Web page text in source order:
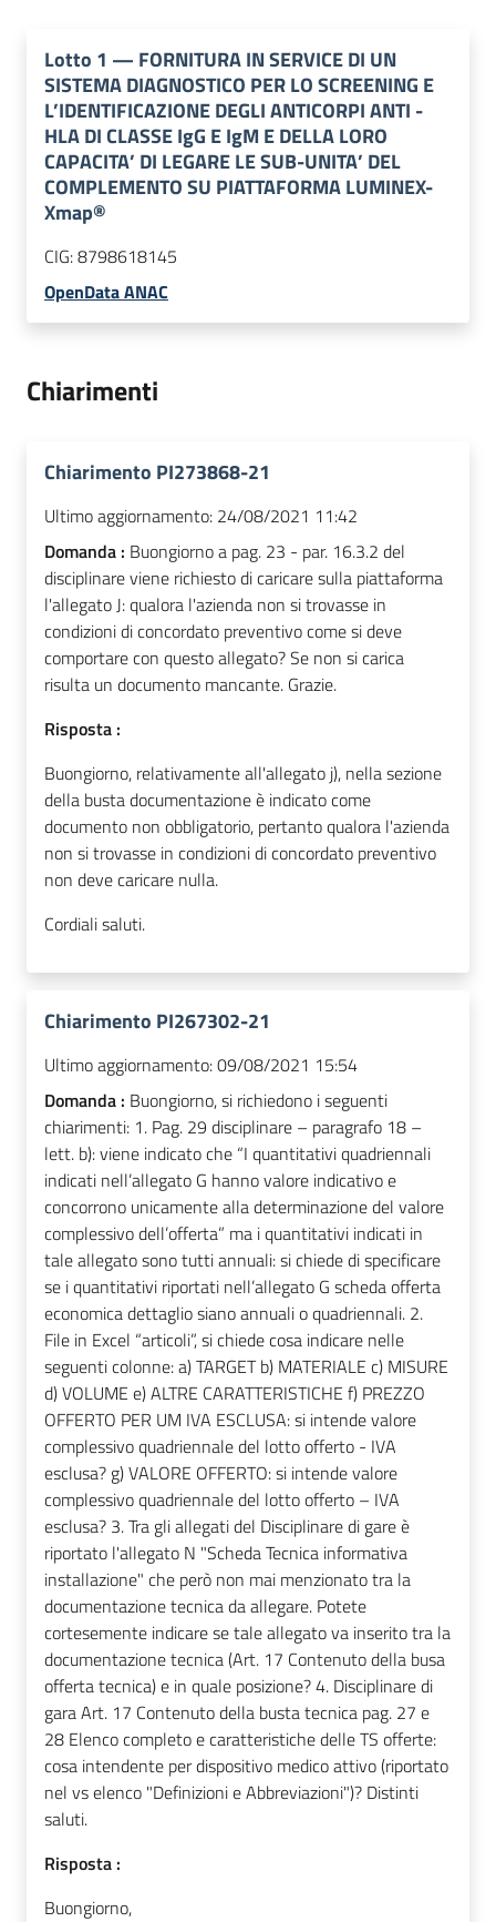
Lotto 1 — FORNITURA IN SERVICE DI UN
SISTEMA DIAGNOSTICO PER LO SCREENING E
L’IDENTIFICAZIONE DEGLI ANTICORPI ANTI -
HLA DI CLASSE IgG E IgM E DELLA LORO
CAPACITA’ DI LEGARE LE SUB-UNITA’ DEL
COMPLEMENTO SU PIATTAFORMA LUMINEX-
Xmap®
CIG:8798618145
OpenData ANAC
Chiarimenti
Chiarimento PI273868-21
Ultimo aggiornamento: 24/08/2021 11:42
Domanda : Buongiorno a pag. 23 - par. 16.3.2 del
disciplinare viene richiesto di caricare sulla piattaforma
l'allegato J: qualora l'azienda non si trovasse in
condizioni di concordato preventivo come si deve
comportare con questo allegato? Se non si carica
risulta un documento mancante. Grazie.
Risposta :
Buongiorno, relativamente all'allegato j), nella sezione
della busta documentazione è indicato come
documento non obbligatorio, pertanto qualora l'azienda
non si trovasse in condizioni di concordato preventivo
non deve caricare nulla.
Cordiali saluti.
Chiarimento PI267302-21
Ultimo aggiornamento:09/08/2021 15:54
Domanda : Buongiorno, si richiedono i seguenti
chiarimenti: 1. Pag. 29 disciplinare – paragrafo 18 –
lett. b): viene indicato che “I quantitativi quadriennali
indicati nell’allegato G hanno valore indicativo e
concorrono unicamente alla determinazione del valore
complessivo dell’offerta” ma i quantitativi indicati in
tale allegato sono tutti annuali: si chiede di specificare
se i quantitativi riportati nell’allegato G scheda offerta
economica dettaglio siano annuali o quadriennali. 2.
File in Excel “articoli”, si chiede cosa indicare nelle
seguenti colonne: a) TARGET b) MATERIALE c) MISURE
d) VOLUME e) ALTRE CARATTERISTICHE f) PREZZO
OFFERTO PER UM IVA ESCLUSA: si intende valore
complessivo quadriennale del lotto offerto - IVA
esclusa? g) VALORE OFFERTO: si intende valore
complessivo quadriennale del lotto offerto – IVA
esclusa? 3. Tra gli allegati del Disciplinare di gare è
riportato l'allegato N "Scheda Tecnica informativa
installazione" che però non mai menzionato tra la
documentazione tecnica da allegare. Potete
cortesemente indicare se tale allegato va inserito tra la
documentazione tecnica (Art. 17 Contenuto della busa
offerta tecnica) e in quale posizione? 4. Disciplinare di
gara Art. 17 Contenuto della busta tecnica pag. 27 e
28 Elenco completo e caratteristiche delle TS offerte:
cosa intendente per dispositivo medico attivo (riportato
nel vs elenco "Definizioni e Abbreviazioni")? Distinti
saluti.
Risposta :
Buongiorno,